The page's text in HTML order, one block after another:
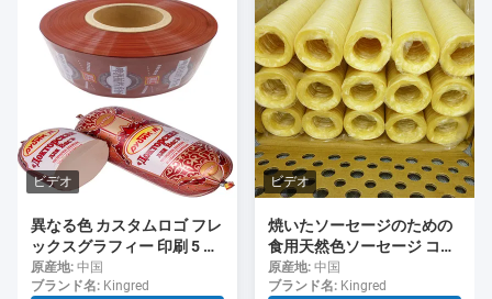
ビデオ
異なる色 カスタムロゴ フレ
ックスグラフィー 印刷 5 層
ソーセージ ソーセージ用の
ケース
原産地: 中国
ブランド名: Kingred
ビデオ
焼いたソーセージのための
食用天然色ソーセージ コラ
ーゲンケース
原産地: 中国
ブランド名: Kingred